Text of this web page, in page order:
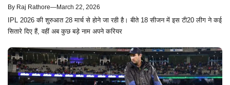
By Raj Rathore—March 22, 2026
IPL 2026 की शुरुआत 28 मार्च से होने जा रही है। बीते 18 सीजन में इस टी20 लीग ने कई
सितारे दिए हैं, वहीं अब कुछ बड़े नाम अपने करियर